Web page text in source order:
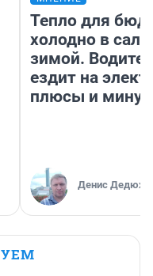
Тепло для
холодно в
зимой.
ездит на
плюсы и
Денис